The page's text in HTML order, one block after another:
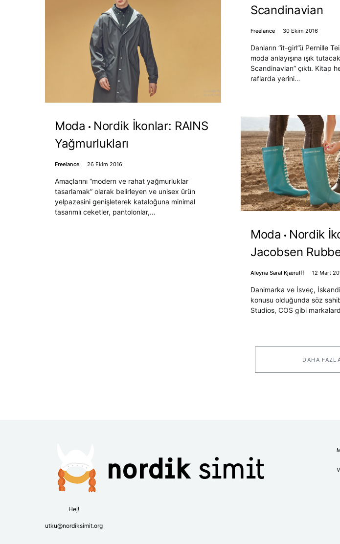
Moda
Nordik İkonlar: RAINS
Yağmurlukları
Freelance 26 Ekim 2016
Amaçlarını “modern ve rahat yağmurluklar
tasarlamak” olarak belirleyen ve unisex ürün
yelpazesini genişleterek kataloğuna minimal
tasarımlı ceketler, pantolonlar,…
Scandinavian
Freelance 30 Ekim 2016
Danların “it-girl”ü Pernille
moda anlayışına ışık
Scandinavian” çıktı. Kitap
raflarda yerini…
Moda
Nordik
Jacobsen
Aleyna Saral Kjærulff 12 Mart
Danimarka ve İsveç,
konusu olduğunda söz
Studios, COS gibi
DAHA
Hej!
utku@nordiksimit.org